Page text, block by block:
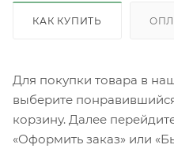
КАК КУПИТЬ
Для покупки товара в
выберите
корзину. Далее
«Оформить заказ» или